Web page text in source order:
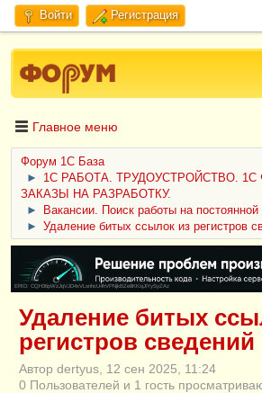
Войти Регистрация
Главное меню
Форум 1C База
►
1С РАБОТА. ТРУДОУСТРОЙСТВО. 1С
ЗАКАЗЫ НА РАЗРАБОТКУ.
►
Вакансии. Поиск работы на постоянной
►
Удаление битых ссылок из регистров
ERID: CQH36pWzJqVJD4xVLsnhcU4hVPNjkBZe8KKxjJiYySyZAz
Удаление битых
регистров сведений
Автор dertyus, 12 сен 2025, 11:24
0 Пользователей и 1 гость